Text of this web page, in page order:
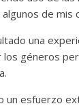
de mis
una
géneros
un esfuerzo